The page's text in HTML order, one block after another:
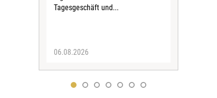
Tagesgeschäft und...
06.08.2026